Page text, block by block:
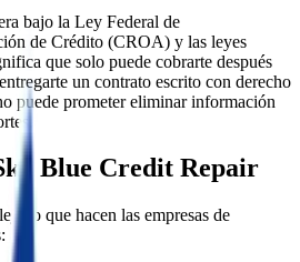
bajo la Ley Federal de
de Crédito (CROA) y las leyes
que solo puede cobrarte después
un contrato escrito con derecho
puede prometer eliminar información
Blue Credit Repair
lo que hacen las empresas de